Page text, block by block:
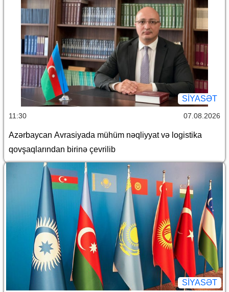
SİYASƏT
11:30 07.08.2026
Azərbaycan Avrasiyada mühüm nəqliyyat və logistika
qovşaqlarından birinə çevrilib
SİYASƏT